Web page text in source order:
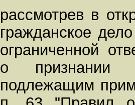
рассмотрев в
гражданское
ограниченной
о признании
подлежащим